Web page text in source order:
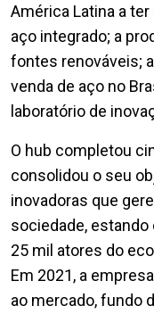
América Latina a
aço integrado; a
fontes renováveis;
venda de aço no
laboratório de
O hub completou
consolidou o seu
inovadoras que
sociedade,
25 mil atores do
Em 2021, a
ao mercado, fundo